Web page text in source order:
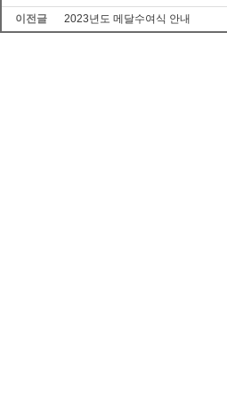
이전글
2023년도 메달수여식 안내